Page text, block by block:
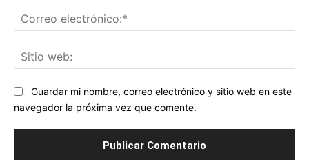
Guardar mi nombre, correo electrónico y sitio web en este
navegador la próxima vez que comente.